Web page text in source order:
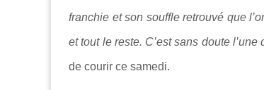
franchie et son souffle retrouvé que
et tout le reste. C’est sans doute
de courir ce samedi.